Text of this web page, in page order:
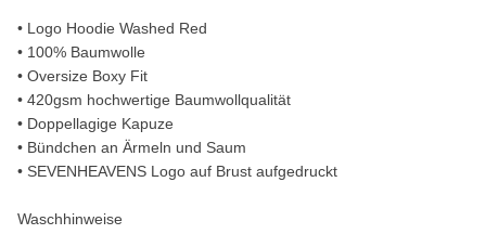
• Logo Hoodie Washed Red
• 100% Baumwolle
• Oversize Boxy Fit
• 420gsm hochwertige Baumwollqualität
• Doppellagige Kapuze
• Bündchen an Ärmeln und Saum
• SEVENHEAVENS Logo auf Brust aufgedruckt
Waschhinweise